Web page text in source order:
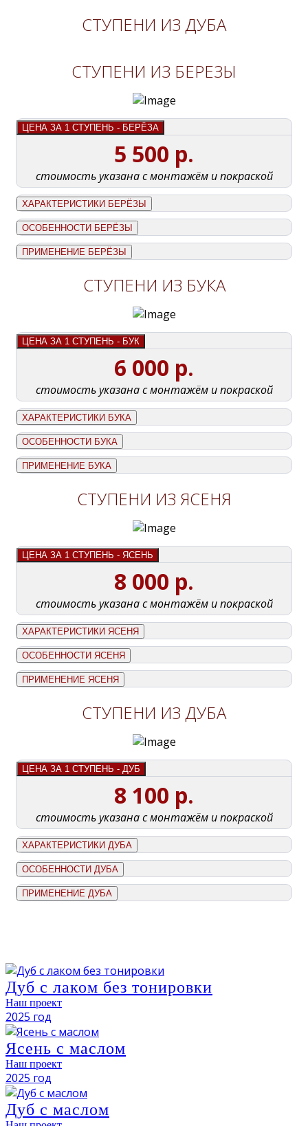
СТУПЕНИ ИЗ ДУБА
СТУПЕНИ ИЗ БЕРЕЗЫ
ЦЕНА ЗА 1 СТУПЕНЬ - БЕРЁЗА
5 500 р.
стоимость указана с монтажём и покраской
ХАРАКТЕРИСТИКИ БЕРЁЗЫ
ОСОБЕННОСТИ БЕРЁЗЫ
ПРИМЕНЕНИЕ БЕРЁЗЫ
СТУПЕНИ ИЗ БУКА
ЦЕНА ЗА 1 СТУПЕНЬ - БУК
6 000 р.
стоимость указана с монтажём и покраской
ХАРАКТЕРИСТИКИ БУКА
ОСОБЕННОСТИ БУКА
ПРИМЕНЕНИЕ БУКА
СТУПЕНИ ИЗ ЯСЕНЯ
ЦЕНА ЗА 1 СТУПЕНЬ - ЯСЕНЬ
8 000 р.
стоимость указана с монтажём и покраской
ХАРАКТЕРИСТИКИ ЯСЕНЯ
ОСОБЕННОСТИ ЯСЕНЯ
ПРИМЕНЕНИЕ ЯСЕНЯ
СТУПЕНИ ИЗ ДУБА
ЦЕНА ЗА 1 СТУПЕНЬ - ДУБ
8 100 р.
стоимость указана с монтажём и покраской
ХАРАКТЕРИСТИКИ ДУБА
ОСОБЕННОСТИ ДУБА
ПРИМЕНЕНИЕ ДУБА
Дуб с лаком без тонировки
Наш проект
2025 год
Ясень с маслом
Наш проект
2025 год
Дуб с маслом